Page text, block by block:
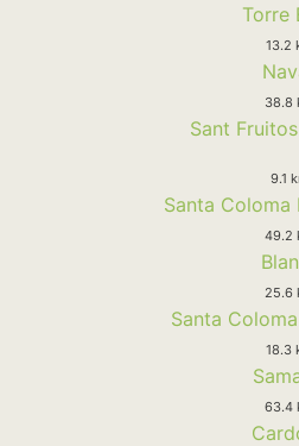
Torre
13.2
38.8
Sant
9.1
Santa Coloma
49.2
25.6
Santa
18.3
63.4